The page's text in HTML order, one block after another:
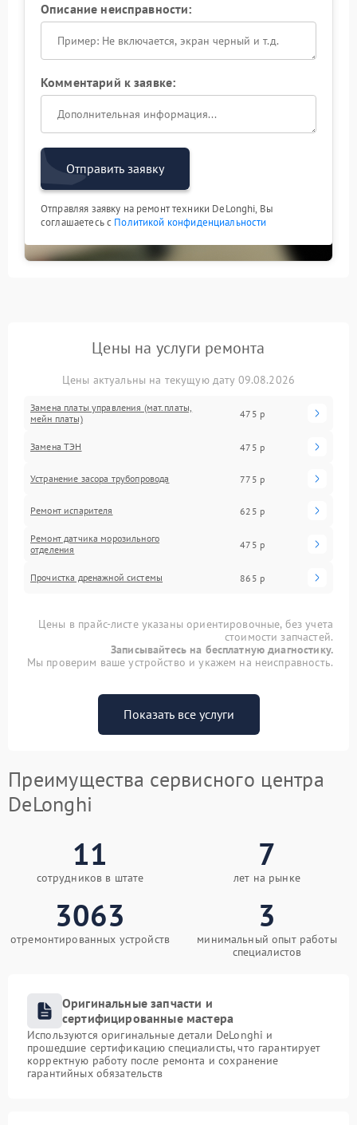
Описание неисправности:
Комментарий к заявке:
Отправить заявку
Отправляя заявку на ремонт техники DeLonghi, Вы
соглашаетесь с Политикой конфиденциальности
Цены на услуги ремонта
Цены актуальны на текущую дату 09.08.2026
Замена платы управления (мат.платы,
мейн платы)
475 р
Замена ТЭН 475 р
Устранение засора трубопровода 775 р
Ремонт испарителя 625 р
Ремонт датчика морозильного
отделения
475 р
Прочистка дренажной системы 865 р
Цены в прайс-листе указаны ориентировочные, без учета
стоимости запчастей.
Записывайтесь на бесплатную диагностику.
Мы проверим ваше устройство и укажем на неисправность.
Показать все услуги
Преимущества сервисного центра
DeLonghi
11
сотрудников в штате
7
лет на рынке
3063
отремонтированных устройств
3
минимальный опыт работы
специалистов
Оригинальные запчасти и
сертифицированные мастера
Используются оригинальные детали DeLonghi и
прошедшие сертификацию специалисты, что гарантирует
корректную работу после ремонта и сохранение
гарантийных обязательств